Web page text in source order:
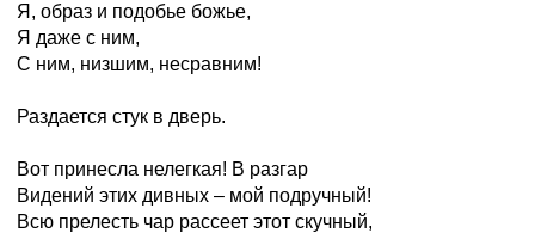
Я, образ и подобье божье,
Я даже с ним,
С ним, низшим, несравним!
Раздается стук в дверь.
Вот принесла нелегкая! В разгар
Видений этих дивных – мой подручный!
Всю прелесть чар рассеет этот скучный,